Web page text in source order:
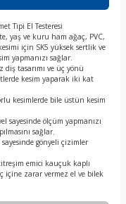
Tipi El Testeresi
yaş ve kuru ham ağaç, PVC,
için SK5 yüksek sertlik ve
yapmanızı sağlar.
diş tasarımı ve üç yönü
kesim yaparak iki kat
kesimlerde bile üstün kesim
sayesinde ölçüm yapmanızı
sağlar.
sayesinde gönyeli çizimler
emici kauçuk kaplı
içine zarar vermez el ve bilek